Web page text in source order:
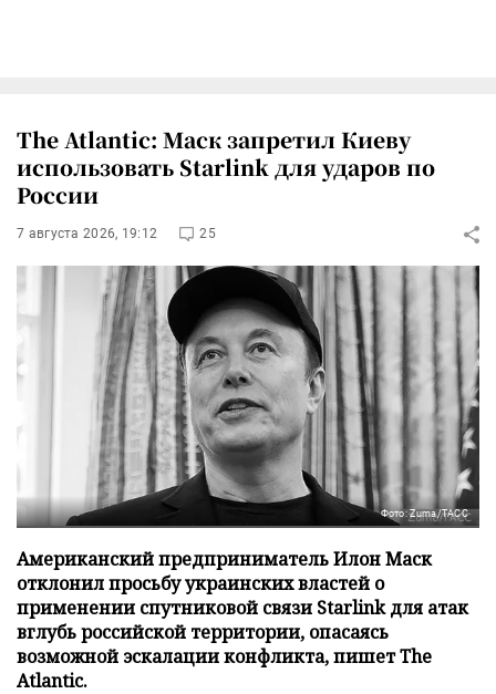
The Atlantic: Маск запретил Киеву
использовать Starlink для ударов по
России
7 августа 2026, 19:12 25
Фото: Zuma/ТАСС
Американский предприниматель Илон Маск
отклонил просьбу украинских властей о
применении спутниковой связи Starlink для атак
вглубь российской территории, опасаясь
возможной эскалации конфликта, пишет The
Atlantic.